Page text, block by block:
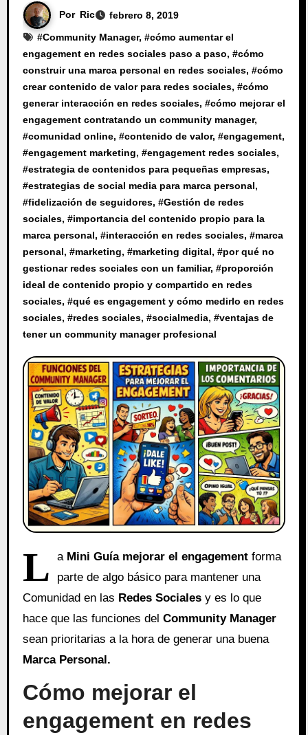
Por Ric
febrero 8, 2019
#Community Manager, #cómo aumentar el
engagement en redes sociales paso a paso, #cómo
construir una marca personal en redes sociales, #cómo
crear contenido de valor para redes sociales, #cómo
generar interacción en redes sociales, #cómo mejorar el
engagement contratando un community manager,
#comunidad online, #contenido de valor, #engagement,
#engagement marketing, #engagement redes sociales,
#estrategia de contenidos para pequeñas empresas,
#estrategias de social media para marca personal,
#fidelización de seguidores, #Gestión de redes
sociales, #importancia del contenido propio para la
marca personal, #interacción en redes sociales, #marca
personal, #marketing, #marketing digital, #por qué no
gestionar redes sociales con un familiar, #proporción
ideal de contenido propio y compartido en redes
sociales, #qué es engagement y cómo medirlo en redes
sociales, #redes sociales, #socialmedia, #ventajas de
tener un community manager profesional
L aMini Guía mejorar el engagementforma
parte de algo básico para mantener una
Comunidad en las Redes Socialesy es lo que
hace que las funciones del Community Manager
sean prioritarias a la hora de generar una buena
Marca Personal.
Cómo mejorar el
engagement en redes